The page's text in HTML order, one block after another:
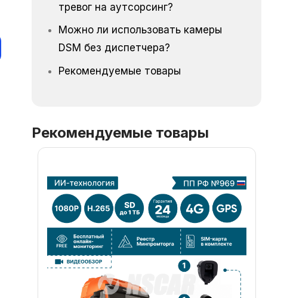
тревог на аутсорсинг?
Можно ли использовать камеры
DSM без диспетчера?
Рекомендуемые товары
Рекомендуемые товары